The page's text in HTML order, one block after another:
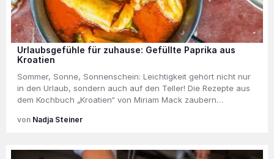
Urlaubsgefühle für zuhause: Gefüllte Paprika aus
Kroatien
Sommer, Sonne, Sonnenschein: Leichtigkeit gehört nicht nur
in den Urlaub, sondern auch auf den Teller! Die Rezepte aus
dem Kochbuch „Kroatien“ von Miriam Mack zaubern…
Nadja Steiner